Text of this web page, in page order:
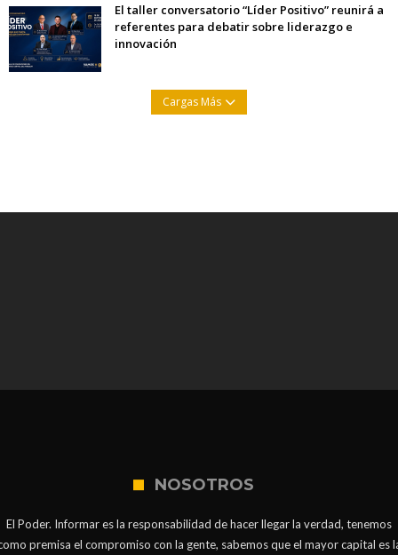
El taller conversatorio “Líder Positivo” reunirá a
referentes para debatir sobre liderazgo e
innovación
Cargas Más
NOSOTROS
El Poder. Informar es la responsabilidad de hacer llegar la verdad, tenemos
premisa el compromiso con la gente, sabemos que el mayor capital es